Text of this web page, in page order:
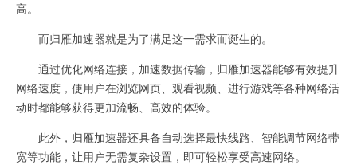
高。
而归雁加速器就是为了满足这一需求而诞生的。
通过优化网络连接，加速数据传输，归雁加速器能够有效提升
网络速度，使用户在浏览网页、观看视频、进行游戏等各种网络活
动时都能够获得更加流畅、高效的体验。
此外，归雁加速器还具备自动选择最快线路、智能调节网络带
宽等功能，让用户无需复杂设置，即可轻松享受高速网络。